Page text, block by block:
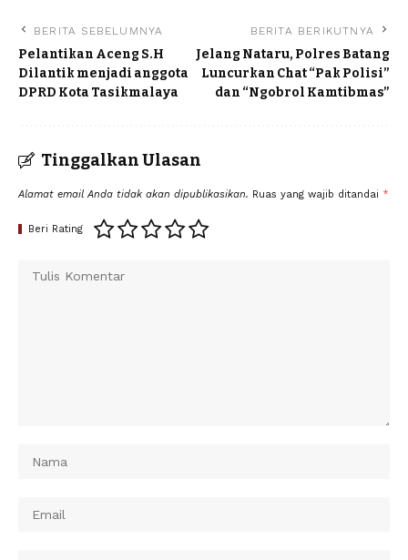
BERITA SEBELUMNYA
Pelantikan Aceng S.H
Dilantik menjadi anggota
DPRD Kota Tasikmalaya
BERITA BERIKUTNYA
Jelang Nataru, Polres Batang
Luncurkan Chat “Pak Polisi”
dan “Ngobrol Kamtibmas”
Tinggalkan Ulasan
Alamat email Anda tidak akan dipublikasikan. Ruas yang wajib ditandai *
Beri Rating